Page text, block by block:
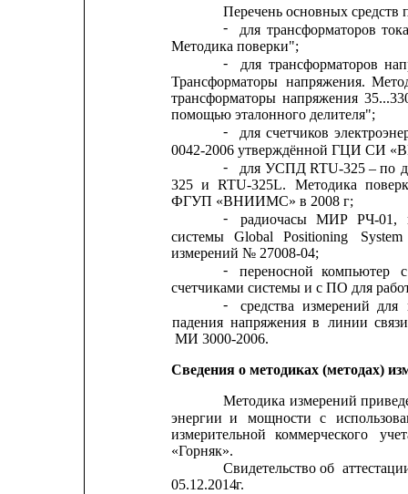
Перечень основных средств
-
для трансформаторов тока
Методика поверки";
-
для трансформаторов
Трансформаторы напряжения.
трансформаторы напряжения
помощью эталонного делителя";
-
для счетчиков
0042-2006 утверждённой ГЦИ СИ
-
для УСПД RTU-325 – по
325 и RTU-325L. Методика
ФГУП «ВНИИМС» в 2008 г;
-
радиочасы МИР РЧ-01,
системы
Global Positioning
System
измерений № 27008-04;
-
переносной компьютер
с
счетчиками системы и с ПО для
-
средства измерений для
падения напряжения в линии связи
МИ 3000-2006.
Сведения о методиках (методах)
Методика измерений
энергии и мощности с
измерительной
коммерческого
«Горняк».
Свидетельство об
05.12.2014г.